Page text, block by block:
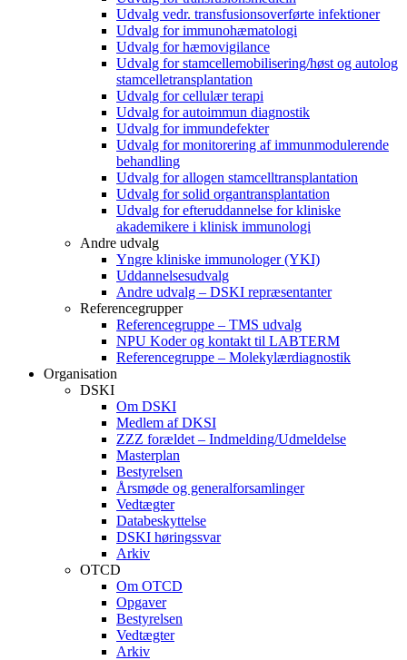
Udvalg vedr. transfusionsoverførte infektioner
Udvalg for immunohæmatologi
Udvalg for hæmovigilance
Udvalg for stamcellemobilisering/høst og autolog
stamcelletransplantation
Udvalg for cellulær terapi
Udvalg for autoimmun diagnostik
Udvalg for immundefekter
Udvalg for monitorering af immunmodulerende
behandling
Udvalg for allogen stamcelltransplantation
Udvalg for solid organtransplantation
Udvalg for efteruddannelse for kliniske
akademikere i klinisk immunologi
Andre udvalg
Yngre kliniske immunologer (YKI)
Uddannelsesudvalg
Andre udvalg – DSKI repræsentanter
Referencegrupper
Referencegruppe – TMS udvalg
NPU Koder og kontakt til LABTERM
Referencegruppe – Molekylærdiagnostik
Organisation
DSKI
Om DSKI
Medlem af DKSI
ZZZ forældet – Indmelding/Udmeldelse
Masterplan
Bestyrelsen
Årsmøde og generalforsamlinger
Vedtægter
Databeskyttelse
DSKI høringssvar
Arkiv
OTCD
Om OTCD
Opgaver
Bestyrelsen
Vedtægter
Arkiv